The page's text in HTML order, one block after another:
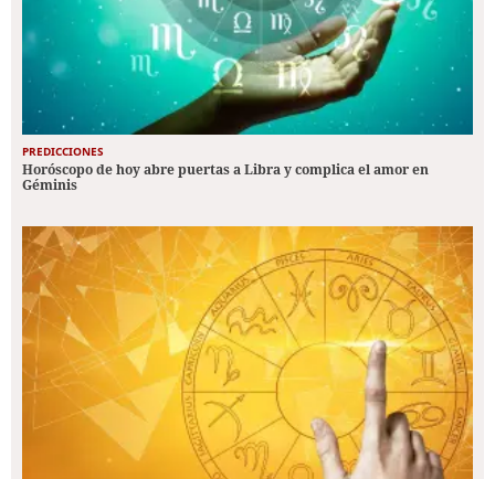
PREDICCIONES
Horóscopo de hoy abre puertas a Libra y complica el amor en
Géminis